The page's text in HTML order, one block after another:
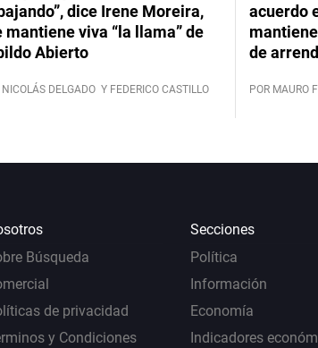
dice Irene Moreira,
mantiene viva “la llama” de
Abierto
NICOLÁS DELGADO Y FEDERICO CASTILLO
acuerdo
de
POR MAURO
Búsqueda
de privacidad
y Condiciones
Secciones
Política
Información
Economía
Indicadores